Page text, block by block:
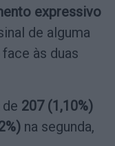
expressivo
de alguma
às duas
207 (1,10%)
na segunda,